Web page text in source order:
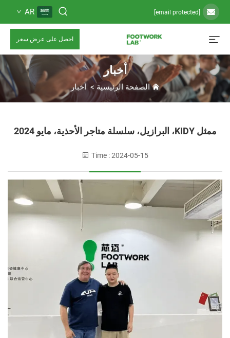
AR
احصل على عرض سعر
أخبار
الصفحة الرئيسية> أخبار
Time : 2024-05-15